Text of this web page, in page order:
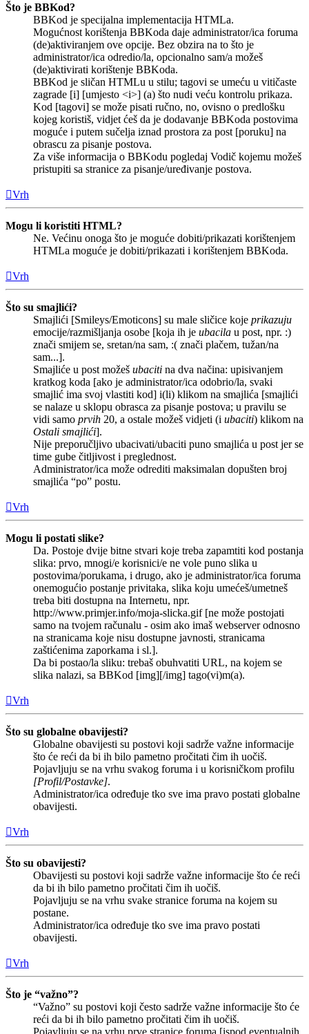
Što je BBKod?
BBKod je specijalna implementacija HTMLa.
Mogućnost korištenja BBKoda daje administrator/ica foruma
(de)aktiviranjem ove opcije. Bez obzira na to što je
administrator/ica odredio/la, opcionalno sam/a možeš
(de)aktivirati korištenje BBKoda.
BBKod je sličan HTMLu u stilu; tagovi se umeću u vitičaste
zagrade [i] [umjesto <i>] (a) što nudi veću kontrolu prikaza.
Kod [tagovi] se može pisati ručno, no, ovisno o predlošku
kojeg koristiš, vidjet ćeš da je dodavanje BBKoda postovima
moguće i putem sučelja iznad prostora za post [poruku] na
obrascu za pisanje postova.
Za više informacija o BBKodu pogledaj Vodič kojemu možeš
pristupiti sa stranice za pisanje/uređivanje postova.
Vrh
Mogu li koristiti HTML?
Ne. Većinu onoga što je moguće dobiti/prikazati korištenjem
HTMLa moguće je dobiti/prikazati i korištenjem BBKoda.
Vrh
Što su smajlići?
Smajlići [Smileys/Emoticons] su male sličice koje prikazuju
emocije/razmišljanja osobe [koja ih je ubacila u post, npr. :)
znači smijem se, sretan/na sam, :( znači plačem, tužan/na
sam...].
Smajliće u post možeš ubaciti na dva načina: upisivanjem
kratkog koda [ako je administrator/ica odobrio/la, svaki
smajlić ima svoj vlastiti kod] i(li) klikom na smajlića [smajlići
se nalaze u sklopu obrasca za pisanje postova; u pravilu se
vidi samo prvih 20, a ostale možeš vidjeti (i ubaciti) klikom na
Ostali smajlići].
Nije preporučljivo ubacivati/ubaciti puno smajlića u post jer se
time gube čitljivost i preglednost.
Administrator/ica može odrediti maksimalan dopušten broj
smajlića “po” postu.
Vrh
Mogu li postati slike?
Da. Postoje dvije bitne stvari koje treba zapamtiti kod postanja
slika: prvo, mnogi/e korisnici/e ne vole puno slika u
postovima/porukama, i drugo, ako je administrator/ica foruma
onemogućio postanje privitaka, slika koju umećeš/umetneš
treba biti dostupna na Internetu, npr.
http://www.primjer.info/moja-slicka.gif [ne može postojati
samo na tvojem računalu - osim ako imaš webserver odnosno
na stranicama koje nisu dostupne javnosti, stranicama
zaštićenima zaporkama i sl.].
Da bi postao/la sliku: trebaš obuhvatiti URL, na kojem se
slika nalazi, sa BBKod [img][/img] tago(vi)m(a).
Vrh
Što su globalne obavijesti?
Globalne obavijesti su postovi koji sadrže važne informacije
što će reći da bi ih bilo pametno pročitati čim ih uočiš.
Pojavljuju se na vrhu svakog foruma i u korisničkom profilu
[Profil/Postavke].
Administrator/ica određuje tko sve ima pravo postati globalne
obavijesti.
Vrh
Što su obavijesti?
Obavijesti su postovi koji sadrže važne informacije što će reći
da bi ih bilo pametno pročitati čim ih uočiš.
Pojavljuju se na vrhu svake stranice foruma na kojem su
postane.
Administrator/ica određuje tko sve ima pravo postati
obavijesti.
Vrh
Što je “važno”?
“Važno” su postovi koji često sadrže važne informacije što će
reći da bi ih bilo pametno pročitati čim ih uočiš.
Pojavljuju se na vrhu prve stranice foruma [ispod eventualnih